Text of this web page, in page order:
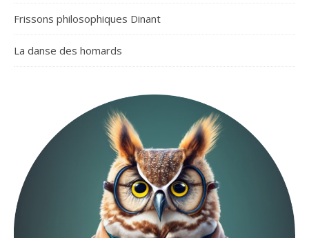
Frissons philosophiques Dinant
La danse des homards